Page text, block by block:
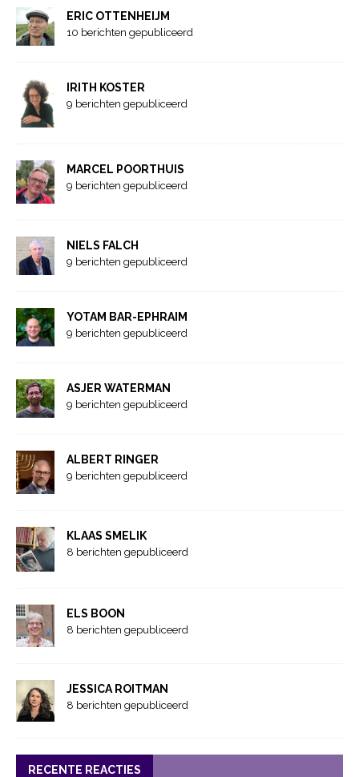
ERIC OTTENHEIJM
10 berichten gepubliceerd
IRITH KOSTER
9 berichten gepubliceerd
MARCEL POORTHUIS
9 berichten gepubliceerd
NIELS FALCH
9 berichten gepubliceerd
YOTAM BAR-EPHRAIM
9 berichten gepubliceerd
ASJER WATERMAN
9 berichten gepubliceerd
ALBERT RINGER
9 berichten gepubliceerd
KLAAS SMELIK
8 berichten gepubliceerd
ELS BOON
8 berichten gepubliceerd
JESSICA ROITMAN
8 berichten gepubliceerd
RECENTE REACTIES